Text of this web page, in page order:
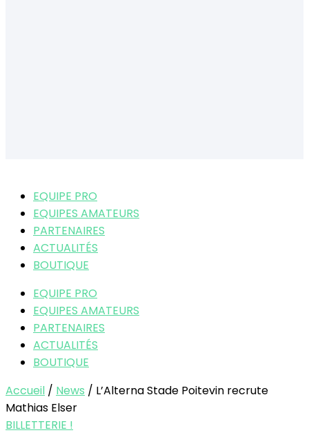
EQUIPE PRO
EQUIPES AMATEURS
PARTENAIRES
ACTUALITÉS
BOUTIQUE
EQUIPE PRO
EQUIPES AMATEURS
PARTENAIRES
ACTUALITÉS
BOUTIQUE
Accueil / News / L’Alterna Stade Poitevin recrute
Mathias Elser
BILLETTERIE !